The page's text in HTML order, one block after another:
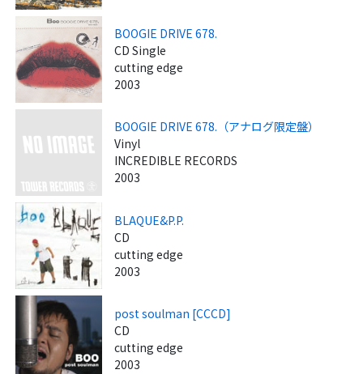
BOOGIE DRIVE 678.
CD Single
cutting edge
2003
BOOGIE DRIVE 678.（アナログ限定盤）
Vinyl
INCREDIBLE RECORDS
2003
BLAQUE&P.P.
CD
cutting edge
2003
post soulman [CCCD]
CD
cutting edge
2003